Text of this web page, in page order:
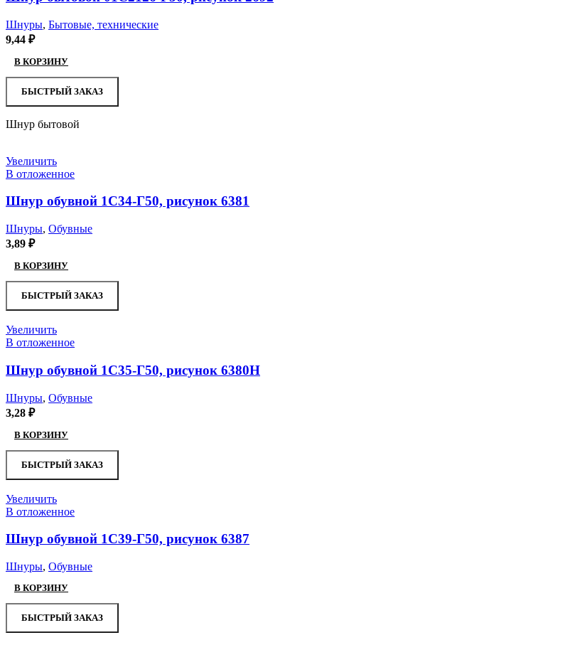
Шнуры, Бытовые, технические
9,44 ₽
В КОРЗИНУ
БЫСТРЫЙ ЗАКАЗ
Шнур бытовой
Увеличить
В отложенное
Шнур обувной 1С34-Г50, рисунок 6381
Шнуры, Обувные
3,89 ₽
В КОРЗИНУ
БЫСТРЫЙ ЗАКАЗ
Увеличить
В отложенное
Шнур обувной 1С35-Г50, рисунок 6380Н
Шнуры, Обувные
3,28 ₽
В КОРЗИНУ
БЫСТРЫЙ ЗАКАЗ
Увеличить
В отложенное
Шнур обувной 1С39-Г50, рисунок 6387
Шнуры, Обувные
В КОРЗИНУ
БЫСТРЫЙ ЗАКАЗ